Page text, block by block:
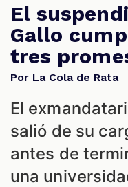
El
Gallo
tres
Por La Cola de Rata
El
salió de su
antes de
una